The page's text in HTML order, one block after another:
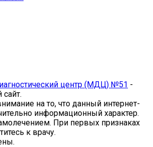
центр (МДЦ) №51 -
на то, что данный интернет-
информационный характер.
При первых признаках
к врачу.